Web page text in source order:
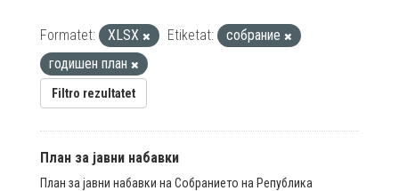
Formatet: XLSX Etiketat:
собрание
годишен план
Filtro rezultatet
План за јавни набавки
План за јавни набавки на Собранието на Република